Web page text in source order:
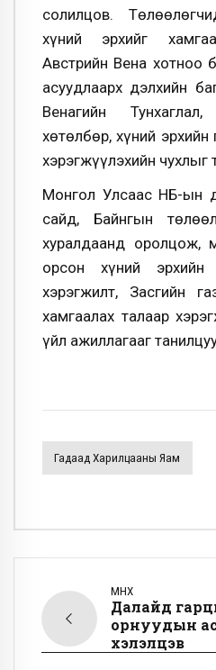
солилцов.
хүний эрхийг
Австрийн Вена хотноо
асуудлаарх дэлхийн
Венагийн
хөтөлбөр, хүний
хэрэгжүүлэхийн чухлыг
Монгол Улсаас НҮБ-ын
сайд, Байнгын
хуралдаанд оролцож,
орсон хүний эрхийн
хэрэгжилт, Засгийн
хамгаалах талаар
үйл ажиллагааг
Гадаад Харилцааны Яам
ӨМНӨХ
Далайд
орнуудын
хэлэлцэв